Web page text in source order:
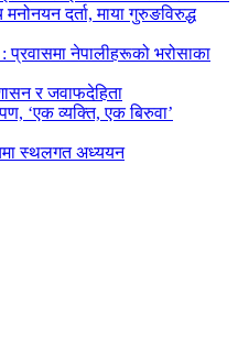
मनोनयन दर्ता, माया गुरुङविरुद्ध
नेपालीहरूको भरोसाका
र जवाफदेहिता
‘एक व्यक्ति, एक बिरुवा’
स्थलगत अध्ययन